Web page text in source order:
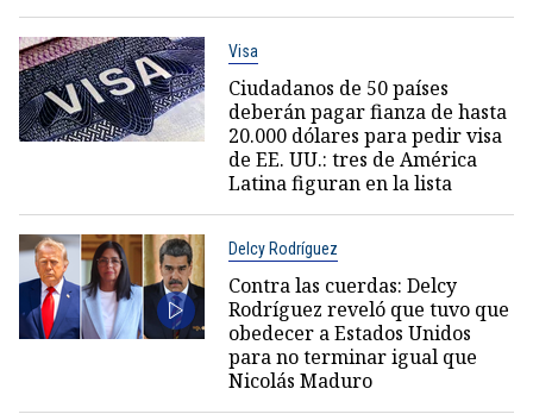
Visa
Ciudadanos de 50 países
deberán pagar fianza de hasta
20.000 dólares para pedir visa
de EE. UU.: tres de América
Latina figuran en la lista
Delcy Rodríguez
Contra las cuerdas: Delcy
Rodríguez reveló que tuvo que
obedecer a Estados Unidos
para no terminar igual que
Nicolás Maduro